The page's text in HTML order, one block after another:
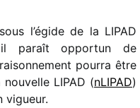
l’égide de la LIPAD
il paraît oppor­tun de
pourra être
LIPAD (nLIPAD)
vigueur.